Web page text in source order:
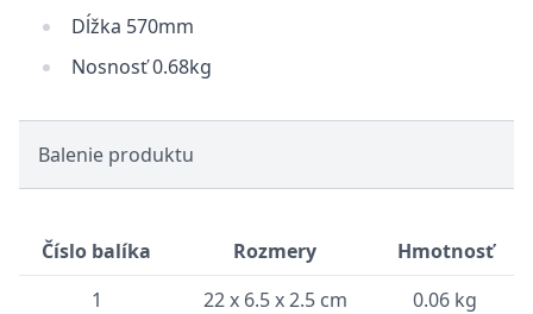
Dĺžka 570mm
Nosnosť 0.68kg
Balenie produktu
Číslo balíka Rozmery
Hmotnosť
1
22 x 6.5 x 2.5 cm 0.06 kg